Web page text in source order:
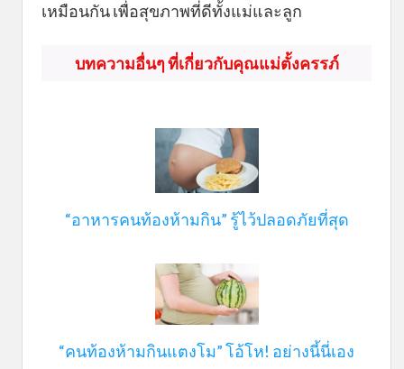
เหมือนกัน เพื่อสุขภาพที่ดีทั้งแม่และลูก
บทความอื่นๆ ที่เกี่ยวกับคุณแม่ตั้งครรภ์
“อาหารคนท้องห้ามกิน” รู้ไว้ปลอดภัยที่สุด
“คนท้องห้ามกินแตงโม” โอ้โห! อย่างนี้นี่เอง